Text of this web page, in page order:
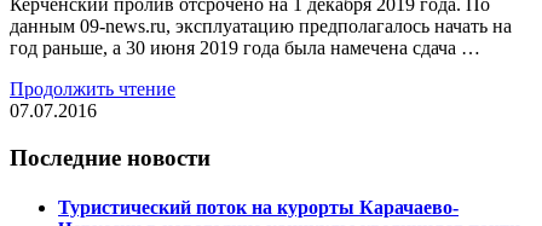
данным 09-news.ru, эксплуатацию предполагалось начать на
год раньше, а 30 июня 2019 года была намечена сдача …
Продолжить чтение
07.07.2016
Последние новости
Туристический поток на курорты Карачаево-